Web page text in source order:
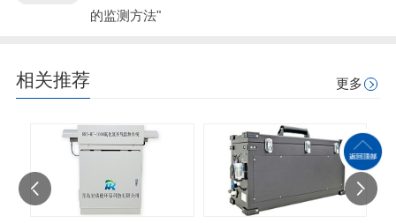
的监测方法"
相关推荐 更多